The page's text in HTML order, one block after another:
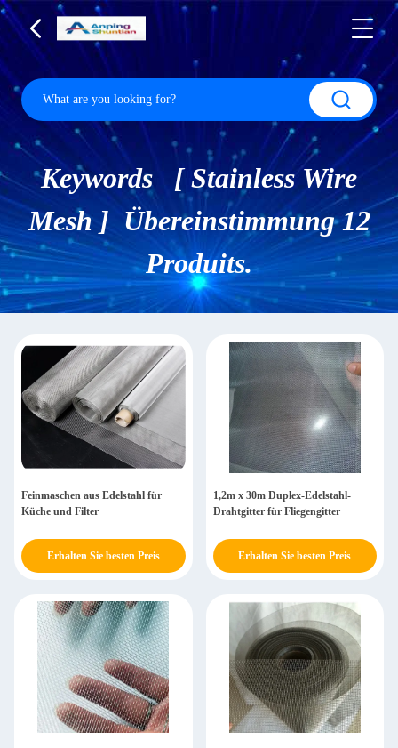
Keywords [ Stainless Wire
Mesh ] Übereinstimmung 12
Produits.
Feinmaschen aus Edelstahl für
Küche und Filter
Erhalten Sie besten Preis
1,2m x 30m Duplex-Edelstahl-
Drahtgitter für Fliegengitter
Erhalten Sie besten Preis